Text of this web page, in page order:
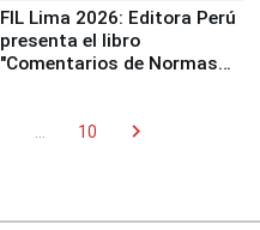
FIL Lima 2026: Editora Perú
presenta el libro
"Comentarios de Normas
... 10 chevron_right